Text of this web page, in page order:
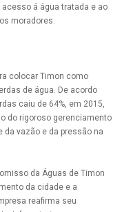
á água tratada e ao
moradores.
colocar Timon como
de água. De acordo
caiu de 64%, em 2015,
do rigoroso gerenciamento
vazão e da pressão na
da Águas de Timon
da cidade e a
reafirma seu